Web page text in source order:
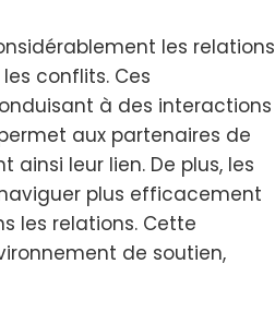
les relations
conflits. Ces
à des interactions
aux partenaires de
ainsi leur lien. De plus, les
plus efficacement
les relations. Cette
de soutien,